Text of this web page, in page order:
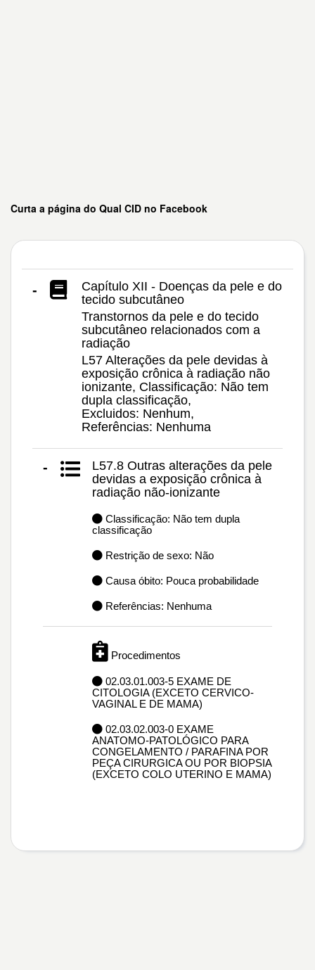
Curta a página do Qual CID no Facebook
-
Capítulo XII - Doenças da pele e do
tecido subcutâneo
Transtornos da pele e do tecido
subcutâneo relacionados com a
radiação
L57 Alterações da pele devidas à
exposição crônica à radiação não
ionizante, Classificação: Não tem
dupla classificação,
Excluidos: Nenhum,
Referências: Nenhuma
-
L57.8 Outras alterações da pele
devidas a exposição crônica à
radiação não-ionizante
Classificação: Não tem dupla
classificação
Restrição de sexo: Não
Causa óbito: Pouca probabilidade
Referências: Nenhuma
Procedimentos
02.03.01.003-5 EXAME DE
CITOLOGIA (EXCETO CERVICO-
VAGINAL E DE MAMA)
02.03.02.003-0 EXAME
ANATOMO-PATOLÓGICO PARA
CONGELAMENTO / PARAFINA POR
PEÇA CIRURGICA OU POR BIOPSIA
(EXCETO COLO UTERINO E MAMA)